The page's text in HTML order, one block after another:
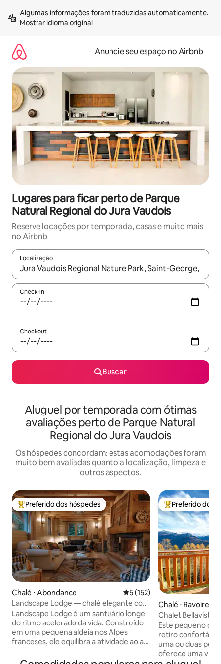
para
Mostrar idioma original
Anuncie seu espaço no Airbnb
Lugares para ficar perto de Parque
Natural Regional do Jura Vaudois
Reserve locações por temporada, casas e muito mais
no Airbnb
Localização
Quando os resultados estiverem disponíveis, explore-os
Check-in
Checkout
Buscar
Aluguel por temporada com ótimas
avaliações perto de Parque Natural
Regional do Jura Vaudois
Os hóspedes concordam: estas acomodações foram
muito bem avaliadas quanto a localização, limpeza e
outros aspectos.
Entre os melhores preferidos dos hóspedes
Preferido dos hóspedes
Chalé ⋅ Abondance 5 de uma avaliação média de
5 (152)
Landscape Lodge — chalé elegante com
vista incrível
Landscape Lodge é um santuário longe
do ritmo acelerado da vida. Construído
em uma pequena aldeia nos Alpes
franceses, ele equilibra a atividade ao ar
interiores combinam acabamentos
Entre os
Preferido dos
Chalé ⋅ Ravoire
Chalet Bellavista
Alpes Suíços
Este pequeno
retiro confortável
uma ou duas
oferece uma